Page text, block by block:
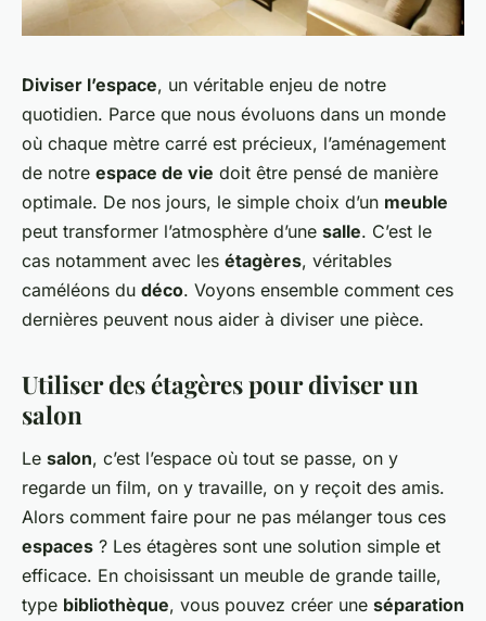
Diviser l’espace, un véritable enjeu de notre
quotidien. Parce que nous évoluons dans un monde
où chaque mètre carré est précieux, l’aménagement
de notre espace de vie doit être pensé de manière
optimale. De nos jours, le simple choix d’un meuble
peut transformer l’atmosphère d’une salle. C’est le
cas notamment avec les étagères, véritables
caméléons du déco. Voyons ensemble comment ces
dernières peuvent nous aider à diviser une pièce.
Utiliser des étagères pour diviser un
salon
Le salon, c’est l’espace où tout se passe, on y
regarde un film, on y travaille, on y reçoit des amis.
Alors comment faire pour ne pas mélanger tous ces
espaces ? Les étagères sont une solution simple et
efficace. En choisissant un meuble de grande taille,
type bibliothèque, vous pouvez créer une séparation